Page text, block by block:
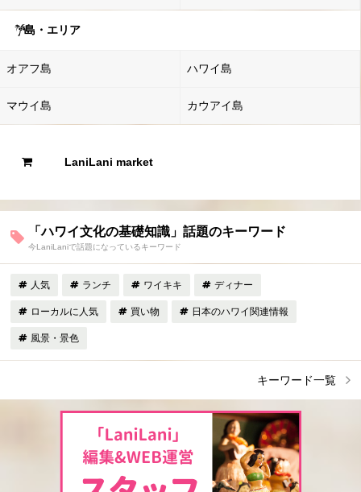
島・エリア
オアフ島 ハワイ島
マウイ島 カウアイ島
LaniLani market
「ハワイ文化の基礎知識」話題のキーワード
今LaniLaniで話題になっているキーワード
人気 ランチ ワイキキ ディナー
ローカルに人気 買い物 日本のハワイ関連情報
風景・景色
キーワード一覧